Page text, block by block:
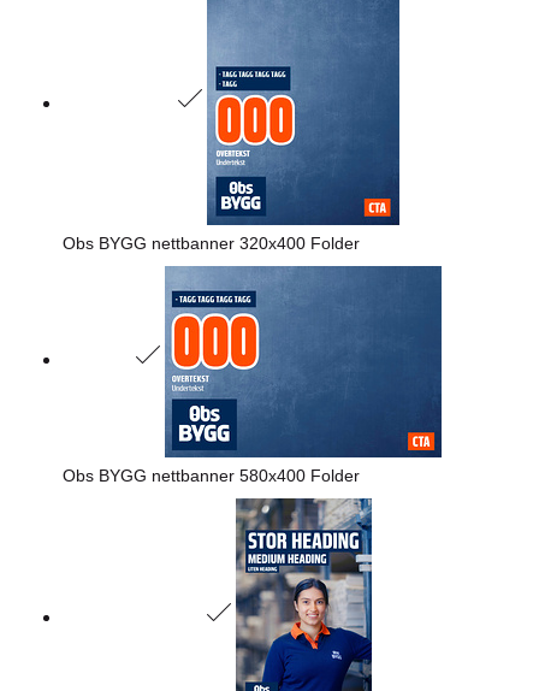
Obs BYGG nettbanner 320x400 Folder
Obs BYGG nettbanner 580x400 Folder